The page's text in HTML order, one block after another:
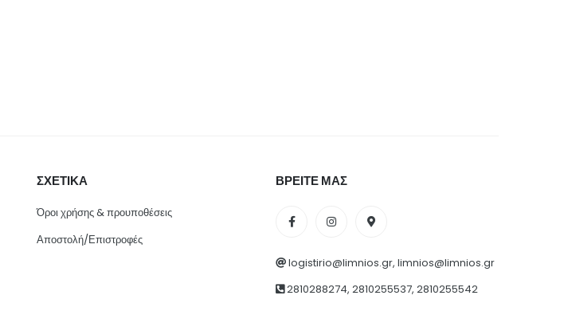
ΣΧΕΤΙΚΑ
Όροι χρήσης & προυποθέσεις
Αποστολή/Επιστροφές
ΒΡΕΙΤΕ ΜΑΣ
logistirio@limnios.gr, limnios@limnios.gr
2810288274, 2810255537, 2810255542